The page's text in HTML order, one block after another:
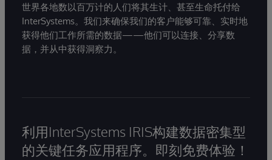
世界各地数以百万计的人们将其生计、甚至生命托付给
InterSystems。我们来确保我们的客户能够可靠、实时地
获得他们工作所需的数据——他们可以连接、分享数
据，并从中获得洞察力。
利用InterSystems IRIS构建数据密集型
的关键任务应用程序。即刻免费体验！